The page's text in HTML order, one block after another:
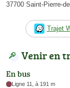
37700 Saint-Pierre-
Trajet
Venir en
En bus
Ligne 11, à 191 m